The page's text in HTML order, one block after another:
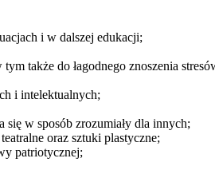
i w dalszej edukacji;
także do łagodnego znoszenia
i intelektualnych;
w sposób zrozumiały dla innych;
oraz sztuki plastyczne;
patriotycznej;